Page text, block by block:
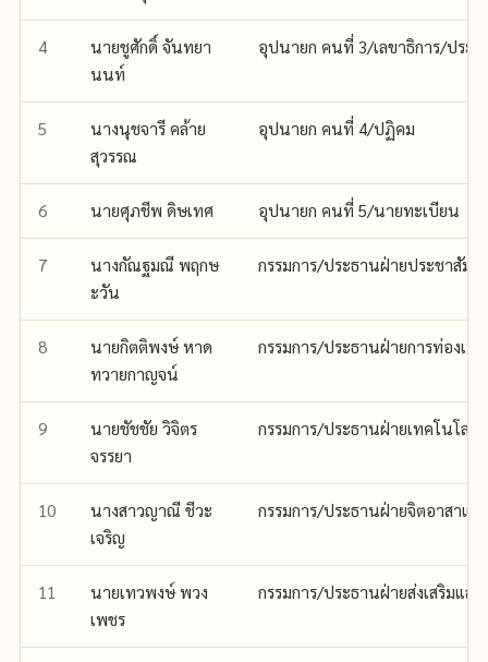
4
นายชูศักดิ์ จันทยา
นนท์
อุปนายก คนที่ 3/เลขาธิการ/ประ
5
นางนุชจารี คล้าย
สุวรรณ
อุปนายก คนที่ 4/ปฏิคม
6 นายศุภชีพ ดิษเทศ อุปนายก คนที่ 5/นายทะเบียน
7
นางกัณฐมณี พฤกษ
ะวัน
กรรมการ/ประธานฝ่ายประชาสัม
8
นายกิตติพงษ์ หาด
ทวายกาญจน์
กรรมการ/ประธานฝ่ายการท่องเที่
9
นายชัชชัย วิจิตร
จรรยา
กรรมการ/ประธานฝ่ายเทคโนโลยี
10
นางสาวญาณี ชีวะ
เจริญ
กรรมการ/ประธานฝ่ายจิตอาสาแ
11
นายเทวพงษ์ พวง
เพชร
กรรมการ/ประธานฝ่ายส่งเสริมแ